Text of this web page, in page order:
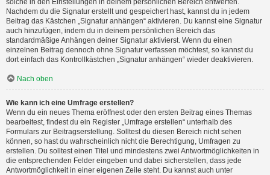
solche in den Einstellungen in deinem persönlichen Bereich entwerfen.
Nachdem du die Signatur erstellt und gespeichert hast, kannst du in jedem
Beitrag das Kästchen „Signatur anhängen“ aktivieren. Du kannst eine Signatur
auch hinzufügen, indem du in deinem persönlichen Bereich das
standardmäßige Anhängen deiner Signatur aktivierst. Wenn du einen
einzelnen Beitrag dennoch ohne Signatur verfassen möchtest, so kannst du
dort einfach das Kontrollkästchen „Signatur anhängen“ wieder deaktivieren.
Nach oben
Wie kann ich eine Umfrage erstellen?
Wenn du ein neues Thema eröffnest oder den ersten Beitrag eines Themas
bearbeitest, findest du ein Register „Umfrage erstellen“ unterhalb des
Formulars zur Beitragserstellung. Solltest du diesen Bereich nicht sehen
können, so hast du wahrscheinlich nicht die Berechtigung, Umfragen zu
erstellen. Du solltest einen Titel und mindestens zwei Antwortmöglichkeiten in
die entsprechenden Felder eingeben und dabei sicherstellen, dass jede
Antwortmöglichkeit in einer eigenen Zeile steht. Du kannst auch unter